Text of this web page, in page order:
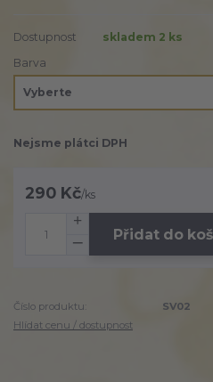
Dostupnost
skladem 2 ks
Barva
Nejsme plátci DPH
290 Kč/ks
Přidat do
Číslo produktu:
SV02
Hlídat cenu / dostupnost